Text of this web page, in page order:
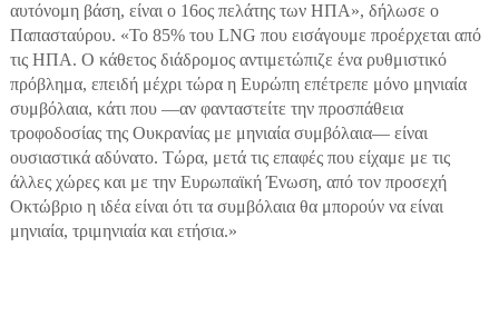
αυτόνομη βάση, είναι ο 16ος πελάτης των ΗΠΑ», δήλωσε ο
Παπασταύρου. «Το 85% του LNG που εισάγουμε προέρχεται από
τις ΗΠΑ. Ο κάθετος διάδρομος αντιμετώπιζε ένα ρυθμιστικό
πρόβλημα, επειδή μέχρι τώρα η Ευρώπη επέτρεπε μόνο μηνιαία
συμβόλαια, κάτι που —αν φανταστείτε την προσπάθεια
τροφοδοσίας της Ουκρανίας με μηνιαία συμβόλαια— είναι
ουσιαστικά αδύνατο. Τώρα, μετά τις επαφές που είχαμε με τις
άλλες χώρες και με την Ευρωπαϊκή Ένωση, από τον προσεχή
Οκτώβριο η ιδέα είναι ότι τα συμβόλαια θα μπορούν να είναι
μηνιαία, τριμηνιαία και ετήσια.»